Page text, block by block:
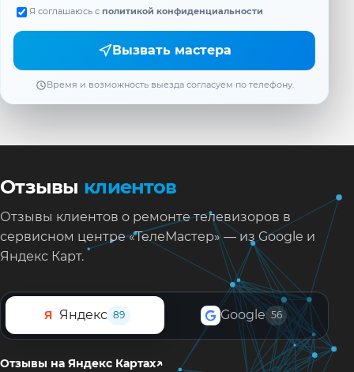
Я соглашаюсь с политикой конфиденциальности
Вызвать мастера
Время и возможность выезда согласуем по телефону.
Отзывы клиентов
Отзывы клиентов о ремонте телевизоров в
сервисном центре «ТелеМастер» — из Google и
Яндекс Карт.
Я Яндекс 89 Google 56
Отзывы на Яндекс Картах↗